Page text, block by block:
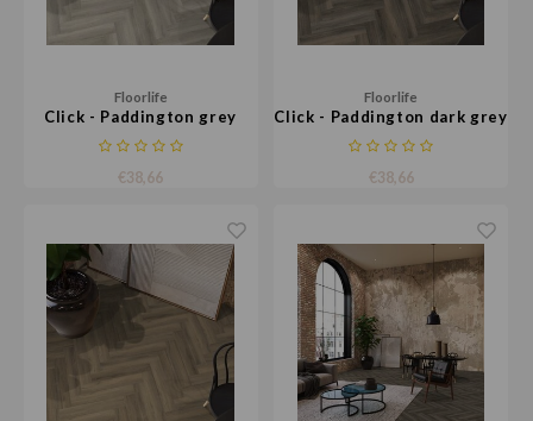
Floorlife
Click - Paddington grey
€38,66
Floorlife
Click - Paddington dark grey
€38,66